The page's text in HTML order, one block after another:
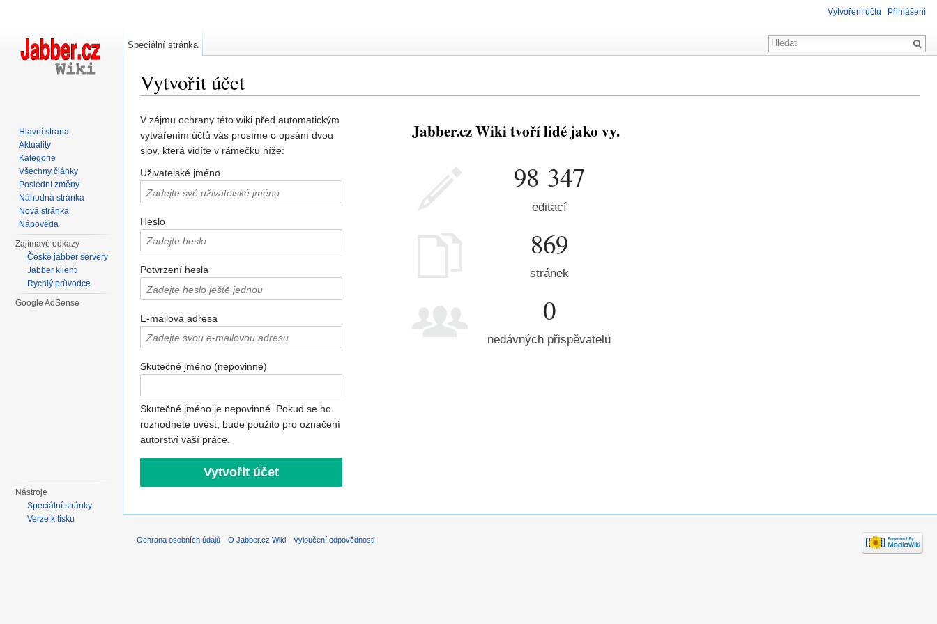
Vytvořit účet
V zájmu ochrany této wiki před automatickým
vytvářením účtů vás prosíme o opsání dvou
slov, která vidíte v rámečku níže:
Uživatelské jméno
Heslo
Potvrzení hesla
E-mailová adresa
Skutečné jméno (nepovinné)
Skutečné jméno je nepovinné. Pokud se ho
rozhodnete uvést, bude použito pro označení
autorství vaší práce.
Jabber.cz Wiki tvoří lidé jako vy.
98 347
editací
869
stránek
0
nedávných přispěvatelů
Vytvoření účtu Přihlášení
Speciální stránka
Hlavní strana
Aktuality
Kategorie
Všechny články
Poslední změny
Náhodná stránka
Nová stránka
Nápověda
Zajímavé odkazy
České jabber servery
Jabber klienti
Rychlý průvodce
Google AdSense
Nástroje
Speciální stránky
Verze k tisku
Ochrana osobních údajů O Jabber.cz Wiki Vyloučení odpovědnosti